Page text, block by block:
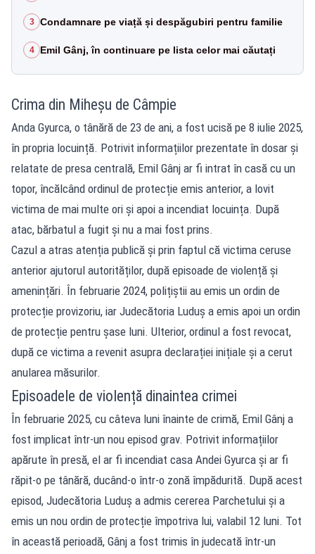
3 Condamnare pe viață și despăgubiri pentru familie
4 Emil Gânj, în continuare pe lista celor mai căutați
Crima din Miheșu de Câmpie
Anda Gyurca, o tânără de 23 de ani, a fost ucisă pe 8 iulie 2025,
în propria locuință. Potrivit informațiilor prezentate în dosar și
relatate de presa centrală, Emil Gânj ar fi intrat în casă cu un
topor, încălcând ordinul de protecție emis anterior, a lovit
victima de mai multe ori și apoi a incendiat locuința. După
atac, bărbatul a fugit și nu a mai fost prins.
Cazul a atras atenția publică și prin faptul că victima ceruse
anterior ajutorul autorităților, după episoade de violență și
amenințări. În februarie 2024, polițiștii au emis un ordin de
protecție provizoriu, iar Judecătoria Luduș a emis apoi un ordin
de protecție pentru șase luni. Ulterior, ordinul a fost revocat,
după ce victima a revenit asupra declarației inițiale și a cerut
anularea măsurilor.
Episoadele de violență dinaintea crimei
În februarie 2025, cu câteva luni înainte de crimă, Emil Gânj a
fost implicat într-un nou episod grav. Potrivit informațiilor
apărute în presă, el ar fi incendiat casa Andei Gyurca și ar fi
răpit-o pe tânără, ducând-o într-o zonă împădurită. După acest
episod, Judecătoria Luduș a admis cererea Parchetului și a
emis un nou ordin de protecție împotriva lui, valabil 12 luni. Tot
în această perioadă, Gânj a fost trimis în judecată într-un